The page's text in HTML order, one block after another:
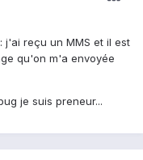
j'ai reçu un MMS et il est
qu'on m'a envoyée
je suis preneur...